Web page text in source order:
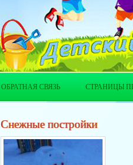
ОБРАТНАЯ СВЯЗЬ СТРАНИЦЫ
Снежные постройки